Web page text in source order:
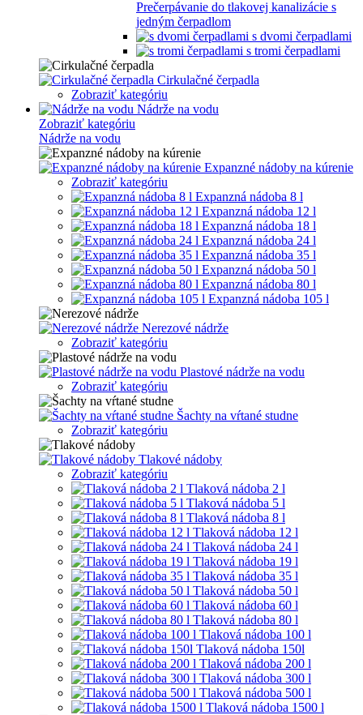
Prečerpávanie do tlakovej kanalizácie s
jedným čerpadlom
s dvomi čerpadlami
s tromi čerpadlami
Cirkulačné čerpadla
Zobraziť kategóriu
Nádrže na vodu
Zobraziť kategóriu
Nádrže na vodu
Expanzné nádoby na kúrenie
Zobraziť kategóriu
Expanzná nádoba 8 l
Expanzná nádoba 12 l
Expanzná nádoba 18 l
Expanzná nádoba 24 l
Expanzná nádoba 35 l
Expanzná nádoba 50 l
Expanzná nádoba 80 l
Expanzná nádoba 105 l
Nerezové nádrže
Zobraziť kategóriu
Plastové nádrže na vodu
Zobraziť kategóriu
Šachty na vŕtané studne
Zobraziť kategóriu
Tlakové nádoby
Zobraziť kategóriu
Tlaková nádoba 2 l
Tlaková nádoba 5 l
Tlaková nádoba 8 l
Tlaková nádoba 12 l
Tlaková nádoba 24 l
Tlaková nádoba 19 l
Tlaková nádoba 35 l
Tlaková nádoba 50 l
Tlaková nádoba 60 l
Tlaková nádoba 80 l
Tlaková nádoba 100 l
Tlaková nádoba 150l
Tlaková nádoba 200 l
Tlaková nádoba 300 l
Tlaková nádoba 500 l
Tlaková nádoba 1500 l